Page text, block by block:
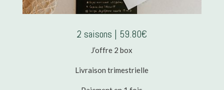
2 saisons | 59.80€
J’offre 2 box
Livraison trimestrielle